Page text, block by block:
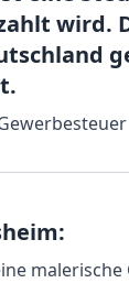
wird.
malerische